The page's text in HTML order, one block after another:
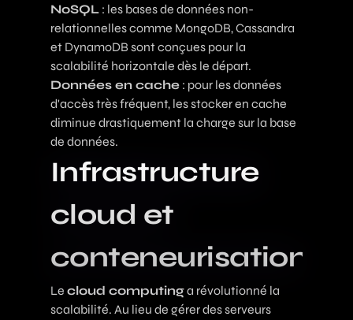
NoSQL : les bases de données non-
relationnelles comme MongoDB, Cassandra
et DynamoDB sont conçues pour la
scalabilité horizontale dès le départ.
Données en cache : pour les données
d'accès très fréquent, les stocker en cache
diminue drastiquement la charge sur la base
de données.
Infrastructure
cloud et
conteneurisation
Le cloud computinga révolutionné la
scalabilité. Au lieu de gérer des serveurs